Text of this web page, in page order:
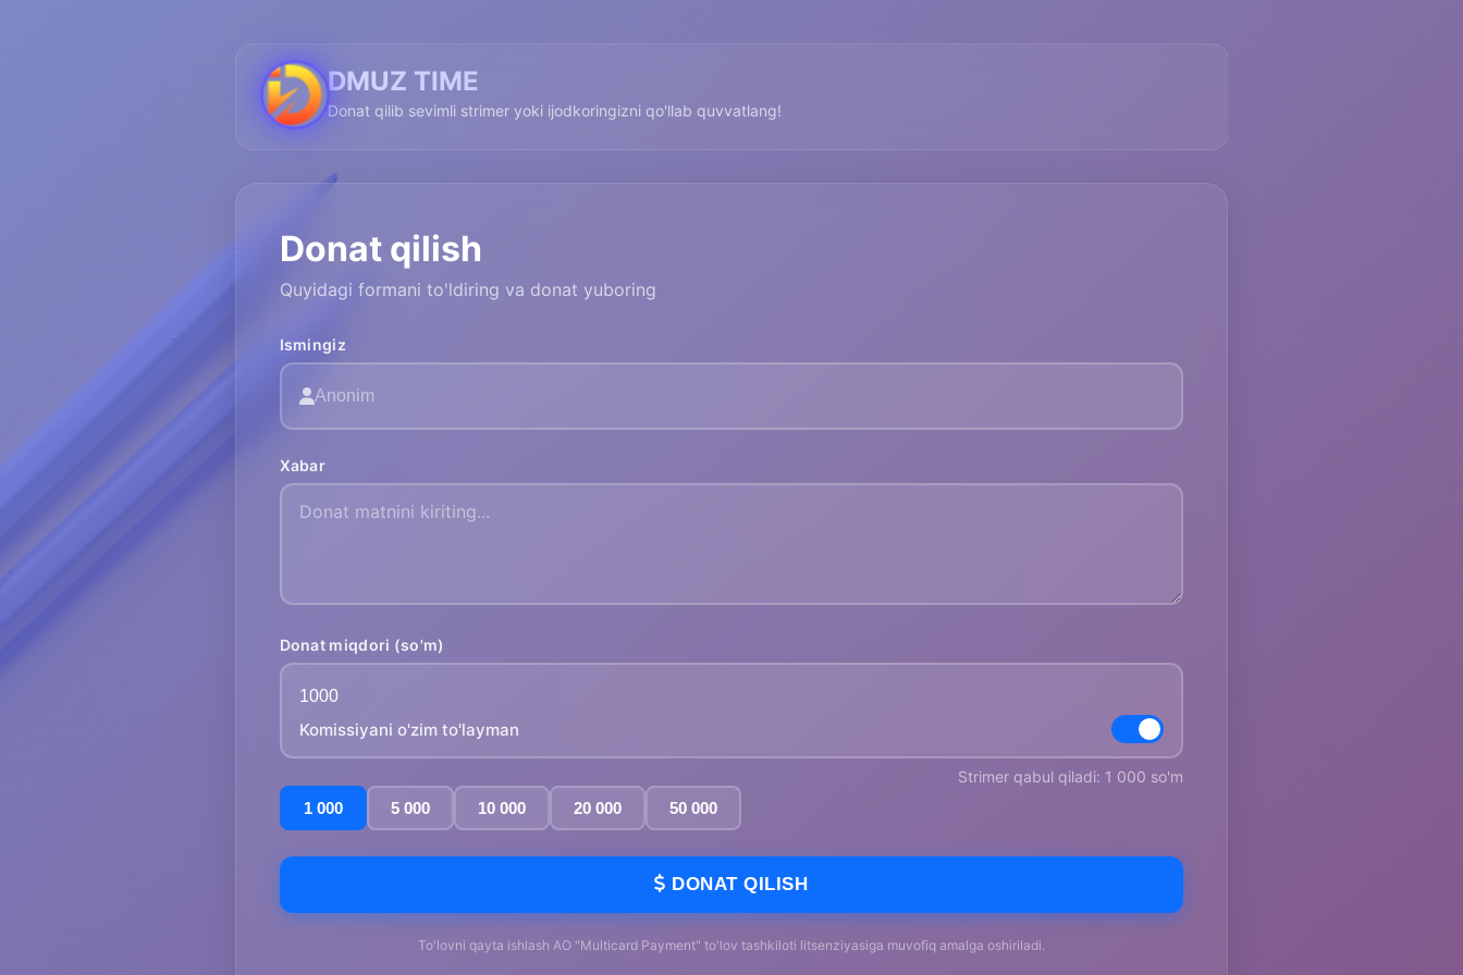
DMUZ TIME
Donat qilib sevimli strimer yoki ijodkoringizni qo'llab quvvatlang!
Donat qilish
Quyidagi formani to'ldiring va donat yuboring
Ismingiz
Xabar
Donat miqdori (so'm)
Komissiyani o'zim to'layman
Strimer qabul qiladi: 1 000 so'm
1 000
5 000 10 000 20 000 50 000
DONAT QILISH
To'lovni qayta ishlash AO "Multicard Payment" to'lov tashkiloti litsenziyasiga muvofiq amalga oshiriladi.